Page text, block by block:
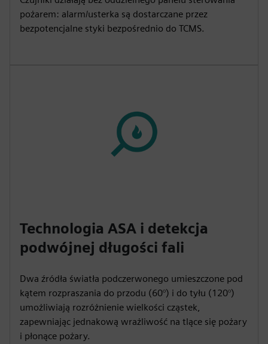
pożarem: alarm/usterka są dostarczane przez
bezpotencjalne styki bezpośrednio do TCMS.
Technologia ASA i detekcja
podwójnej długości fali
Dwa źródła światła podczerwonego umieszczone pod
kątem rozpraszania do przodu (60°) i do tyłu (120°)
umożliwiają rozróżnienie wielkości cząstek,
zapewniając jednakową wrażliwość na tlące się pożary
i płonące pożary.